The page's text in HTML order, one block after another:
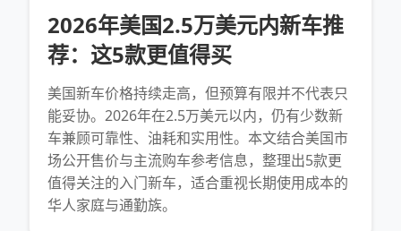
2026年美国2.5万美元内新车推
荐：这5款更值得买
美国新车价格持续走高，但预算有限并不代表只
能妥协。2026年在2.5万美元以内，仍有少数新
车兼顾可靠性、油耗和实用性。本文结合美国市
场公开售价与主流购车参考信息，整理出5款更
值得关注的入门新车，适合重视长期使用成本的
华人家庭与通勤族。